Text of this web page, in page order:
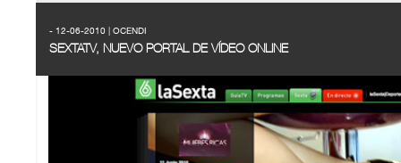
- 12-06-2010 | OCENDI
SEXTATV, NUEVO PORTAL DE VÍDEO ONLINE